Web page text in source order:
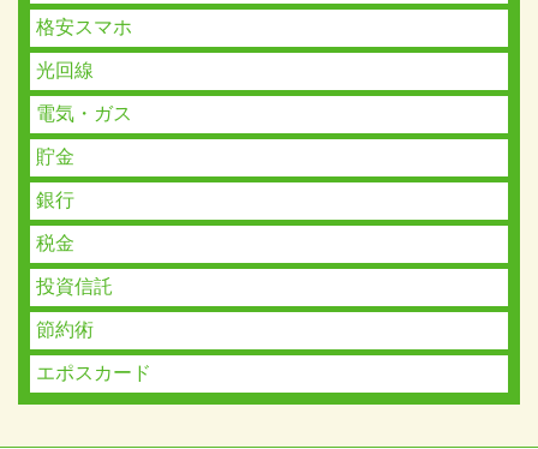
格安スマホ
光回線
電気・ガス
貯金
銀行
税金
投資信託
節約術
エポスカード